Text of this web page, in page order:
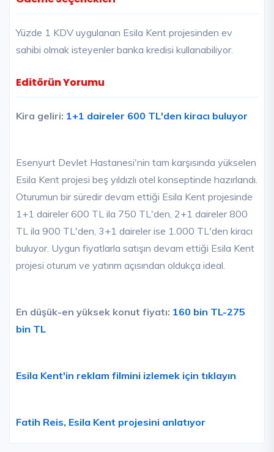
Yüzde 1 KDV uygulanan Esila Kent projesinden ev
sahibi olmak isteyenler banka kredisi kullanabiliyor.
Editörün Yorumu
Kira geliri: 1+1 daireler 600 TL'den kiracı buluyor
Esenyurt Devlet Hastanesi'nin tam karşısında yükselen
Esila Kent projesi beş yıldızlı otel konseptinde hazırlandı.
Oturumun bir süredir devam ettiği Esila Kent projesinde
1+1 daireler 600 TL ila 750 TL'den, 2+1 daireler 800
TL ila 900 TL'den, 3+1 daireler ise 1.000 TL'den kiracı
buluyor. Uygun fiyatlarla satışın devam ettiği Esila Kent
projesi oturum ve yatırım açısından oldukça ideal.
En düşük-en yüksek konut fiyatı: 160 bin TL-275
bin TL
Esila Kent'in reklam filmini izlemek için tıklayın
Fatih Reis, Esila Kent projesini anlatıyor